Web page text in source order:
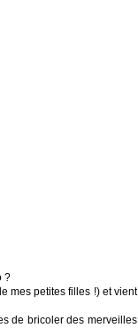
?
mes petites filles !) et vient
de bricoler des merveilles